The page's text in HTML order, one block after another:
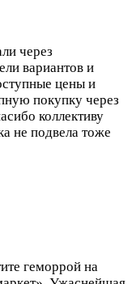
через
вариантов и
цены и
покупку через
коллективу
не подвела тоже
геморрой на